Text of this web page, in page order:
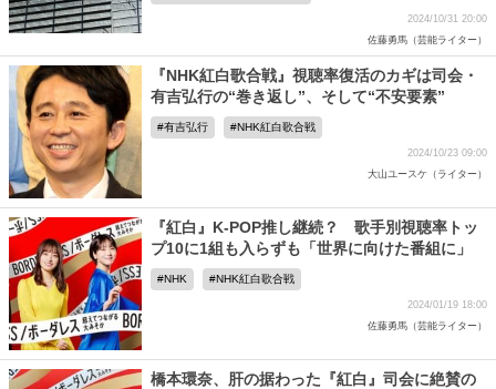
2024/10/31 20:00
佐藤勇馬（芸能ライター）
『NHK紅白歌合戦』視聴率復活のカギは司会・
有吉弘行の“巻き返し”、そして“不安要素”
有吉弘行 NHK紅白歌合戦
2024/10/23 09:00
大山ユースケ（ライター）
『紅白』K-POP推し継続？ 歌手別視聴率トッ
プ10に1組も入らずも「世界に向けた番組に」
NHK NHK紅白歌合戦
2024/01/19 18:00
佐藤勇馬（芸能ライター）
橋本環奈、肝の据わった『紅白』司会に絶賛の